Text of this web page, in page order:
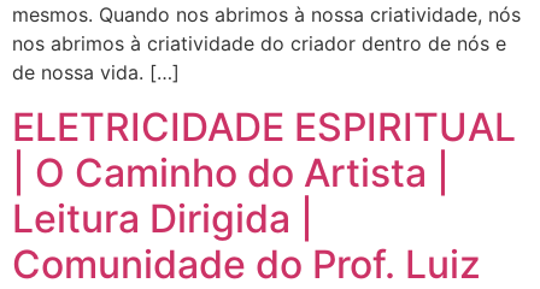
mesmos. Quando nos abrimos à nossa criatividade, nós
nos abrimos à criatividade do criador dentro de nós e
de nossa vida. […]
ELETRICIDADE ESPIRITUAL
| O Caminho do Artista |
Leitura Dirigida |
Comunidade do Prof. Luiz